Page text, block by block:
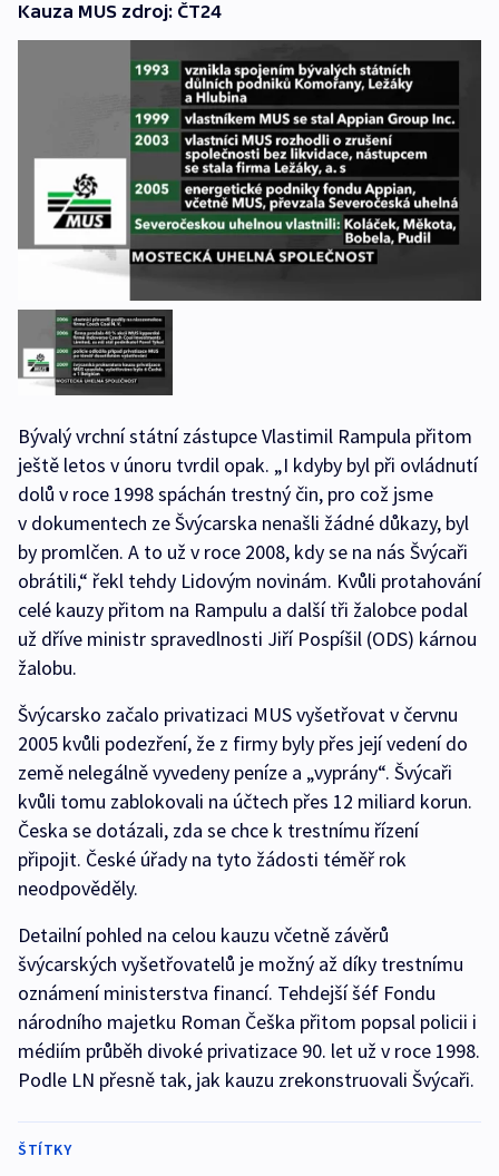
Kauza MUS zdroj: ČT24
Bývalý vrchní státní zástupce Vlastimil Rampula přitom
ještě letos v únoru tvrdil opak. „I kdyby byl při ovládnutí
dolů v roce 1998 spáchán trestný čin, pro což jsme
v dokumentech ze Švýcarska nenašli žádné důkazy, byl
by promlčen. A to už v roce 2008, kdy se na nás Švýcaři
obrátili,“ řekl tehdy Lidovým novinám. Kvůli protahování
celé kauzy přitom na Rampulu a další tři žalobce podal
už dříve ministr spravedlnosti Jiří Pospíšil (ODS) kárnou
žalobu.
Švýcarsko začalo privatizaci MUS vyšetřovat v červnu
2005 kvůli podezření, že z firmy byly přes její vedení do
země nelegálně vyvedeny peníze a „vyprány“. Švýcaři
kvůli tomu zablokovali na účtech přes 12 miliard korun.
Česka se dotázali, zda se chce k trestnímu řízení
připojit. České úřady na tyto žádosti téměř rok
neodpověděly.
Detailní pohled na celou kauzu včetně závěrů
švýcarských vyšetřovatelů je možný až díky trestnímu
oznámení ministerstva financí. Tehdejší šéf Fondu
národního majetku Roman Češka přitom popsal policii i
médiím průběh divoké privatizace 90. let už v roce 1998.
Podle LN přesně tak, jak kauzu zrekonstruovali Švýcaři.
ŠTÍTKY